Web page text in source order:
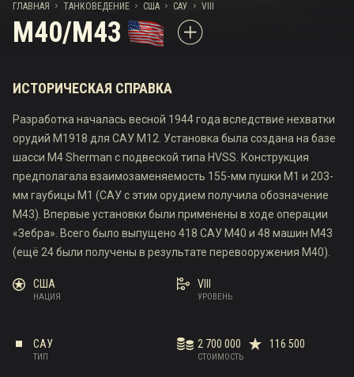
ГЛАВНАЯ ТАНКОВЕДЕНИЕ США САУ VIII
M40/M43
ИСТОРИЧЕСКАЯ СПРАВКА
Разработка началась весной 1944 года вследствие нехватки
орудий М1918 для САУ М12. Установка была создана на базе
шасси M4 Sherman с подвеской типа HVSS. Конструкция
предполагала взаимозаменяемость 155-мм пушки M1 и 203-
мм гаубицы M1 (САУ с этим орудием получила обозначение
М43). Впервые установки были применены в ходе операции
«Зебра». Всего было выпущено 418 САУ M40 и 48 машин M43
(ещё 24 были получены в результате перевооружения М40).
НАЦИЯ
США
УРОВЕНЬ
VIII
ТИП
САУ
СТОИМОСТЬ
2 700 000 116 500